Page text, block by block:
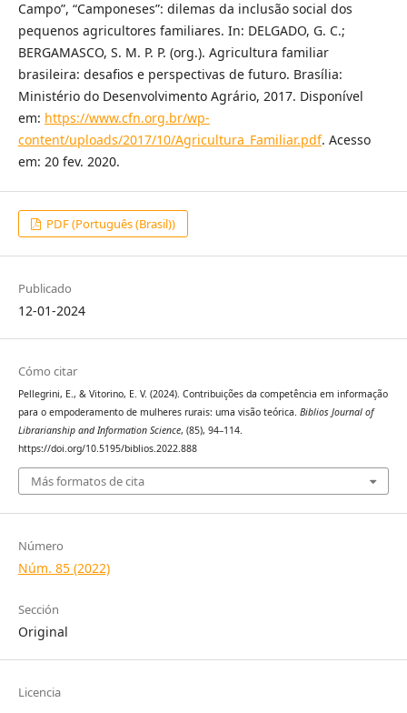
Campo”, “Camponeses”: dilemas da inclusão social dos
pequenos agricultores familiares. In: DELGADO, G. C.;
BERGAMASCO, S. M. P. P. (org.). Agricultura familiar
brasileira: desafios e perspectivas de futuro. Brasília:
Ministério do Desenvolvimento Agrário, 2017. Disponível
em: https://www.cfn.org.br/wp-
content/uploads/2017/10/Agricultura_Familiar.pdf. Acesso
em: 20 fev. 2020.
PDF (Português (Brasil))
Publicado
12-01-2024
Cómo citar
Pellegrini, E., & Vitorino, E. V. (2024). Contribuições da competência em informação
para o empoderamento de mulheres rurais: uma visão teórica. Biblios Journal of
Librarianship and Information Science, (85), 94–114.
https://doi.org/10.5195/biblios.2022.888
Más formatos de cita
Número
Núm. 85 (2022)
Sección
Original
Licencia